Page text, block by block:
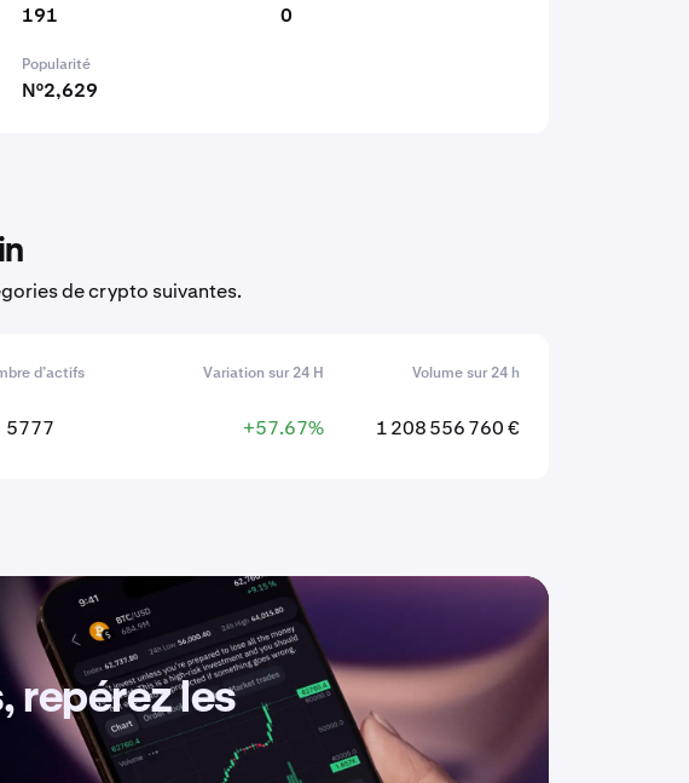
191 0
Popularité
N°2,629
de crypto suivantes.
d’actifs Variation sur 24 H Volume sur 24 h
5777 +57.67% 1 208 556 760 €
repérez les